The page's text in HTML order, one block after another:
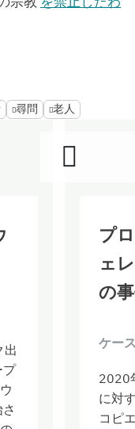
尋問 老人
出
プ
プ
ェ
の
ケー
2020
に対
コピ